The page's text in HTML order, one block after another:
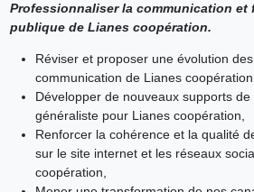
Professionnaliser la communication et
publique de Lianes coopération.
Réviser et proposer une évolution
communication de Lianes
Développer de nouveaux supports
généraliste pour Lianes coopération,
Renforcer la cohérence et la qualité
sur le site internet et les réseaux
coopération,